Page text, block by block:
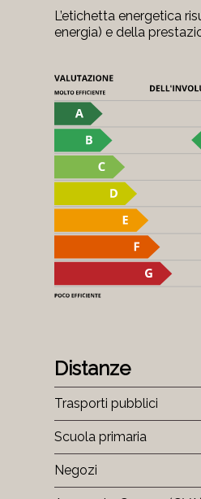
L’etichetta energetica
energia) e della
Distanze
Trasporti pubblici
Scuola primaria
Negozi